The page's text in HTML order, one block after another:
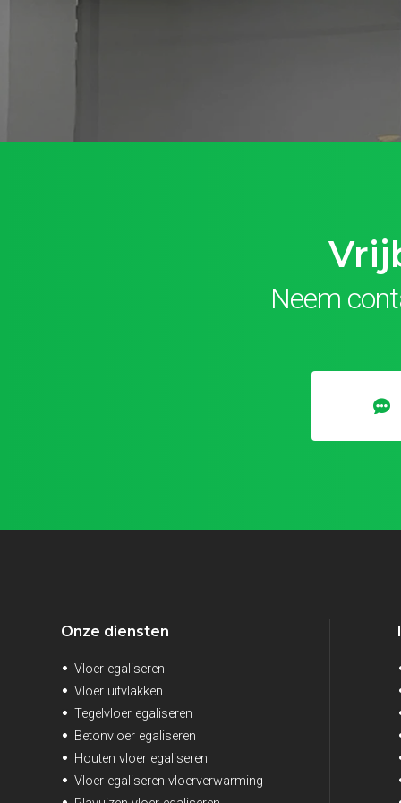
Neem
Onze diensten
Vloer egaliseren
Vloer uitvlakken
Tegelvloer egaliseren
Betonvloer egaliseren
Houten vloer egaliseren
Vloer egaliseren vloerverwarming